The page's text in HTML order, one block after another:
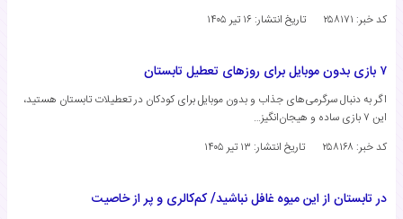
کد خبر: ۲۵۸۱۷۱
تاریخ انتشار: ۱۶ تیر ۱۴۰۵
۷ بازی بدون موبایل برای روزهای تعطیل تابستان
اگر به دنبال سرگرمی‌های جذاب و بدون موبایل برای کودکان در تعطیلات تابستان هستید،
این ۷ بازی ساده و هیجان‌انگیز…
کد خبر: ۲۵۸۱۶۸
تاریخ انتشار: ۱۳ تیر ۱۴۰۵
در تابستان از این میوه غافل نباشید/ کم‌کالری و پر از خاصیت